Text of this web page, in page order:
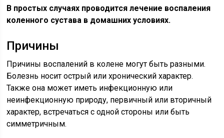
В простых случаях проводится лечение воспаления
коленного сустава в домашних условиях.
Причины
Причины воспалений в колене могут быть разными.
Болезнь носит острый или хронический характер.
Также она может иметь инфекционную или
неинфекционную природу, первичный или вторичный
характер, встречаться с одной стороны или быть
симметричным.